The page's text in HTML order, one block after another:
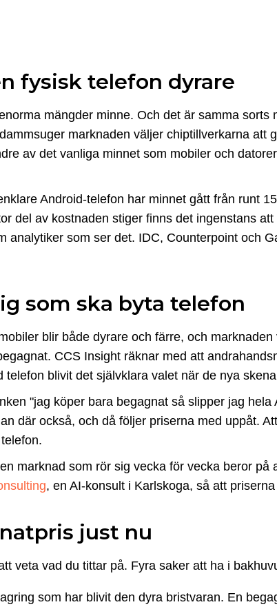
fysisk telefon dyrare
mängder minne. Och det är samma sorts
marknaden väljer chiptillverkarna att
av det vanliga minnet som mobiler och
Android-telefon har minnet gått från runt
del av kostnaden stiger finns det ingenstans
analytiker som ser det. IDC, Counterpoint och
som ska byta telefon
blir både dyrare och färre, och
CCS Insight räknar med att
blivit det självklara valet när de nya
"jag köper bara begagnat så slipper jag
där också, och då följer priserna med uppåt.
marknad som rör sig vecka för vecka beror på
, en AI-konsult i Karlskoga, så att
just nu
veta vad du tittar på. Fyra saker att ha i
som har blivit den dyra bristvaran. En